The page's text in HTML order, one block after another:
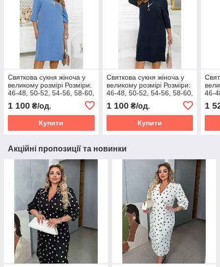
Святкова сукня жіноча у
великому розмірі Розміри:
46-48, 50-52, 54-56, 58-60,
1 100 ₴/од.
Купити
Святкова сукня жіноча у
великому розмірі Розміри:
46-48, 50-52, 54-56, 58-60,
1 100₴/од.
Купити
46-
1
Акційні пропозиції та новинки